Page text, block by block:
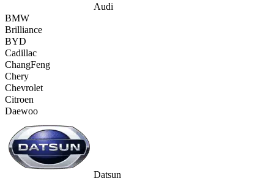
Audi
BMW
Brilliance
BYD
Cadillac
ChangFeng
Chery
Chevrolet
Citroen
Daewoo
Datsun